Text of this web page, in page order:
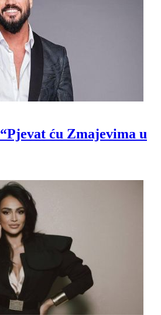
ću Zmajevima u